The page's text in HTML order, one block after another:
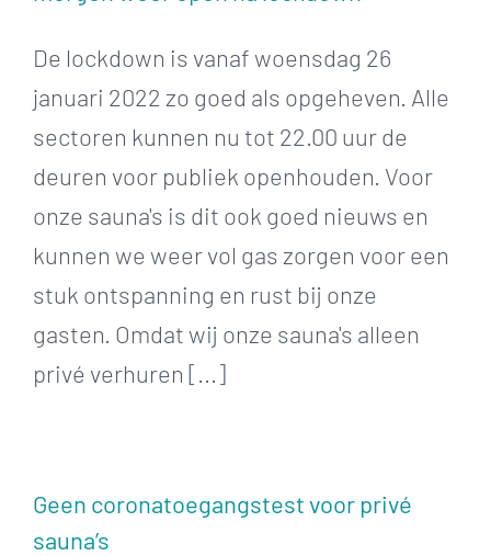
De lockdown is vanaf woensdag 26
januari 2022 zo goed als opgeheven. Alle
sectoren kunnen nu tot 22.00 uur de
deuren voor publiek openhouden. Voor
onze sauna's is dit ook goed nieuws en
kunnen we weer vol gas zorgen voor een
stuk ontspanning en rust bij onze
gasten. Omdat wij onze sauna's alleen
privé verhuren [...]
Geen coronatoegangstest voor privé
sauna’s